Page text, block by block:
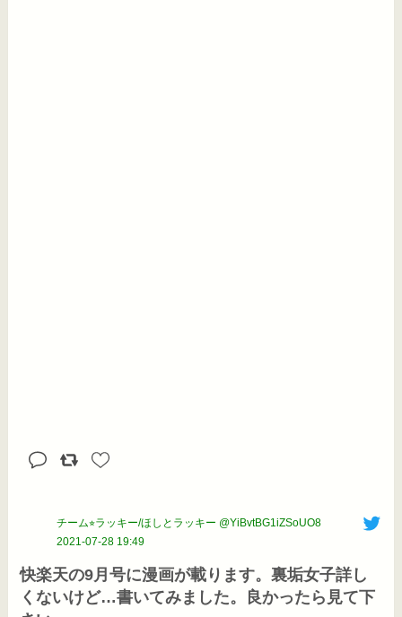
チーム⭐︎ラッキー/ほしとラッキー @YiBvtBG1iZSoUO8
2021-07-28 19:49
快楽天の9月号に漫画が載ります。裏垢女子詳し
くないけど…書いてみました。良かったら見て下